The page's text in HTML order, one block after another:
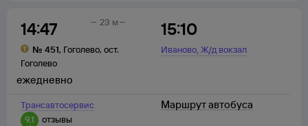
14:47
№ 451, Гоголево, ост.
Гоголево
15:10
Иваново,Ж/д вокзал
23 м
Трансавтосервис
9,1
отзывы
ежедневно
Маршрут автобуса